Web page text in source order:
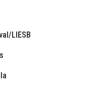
LIESB